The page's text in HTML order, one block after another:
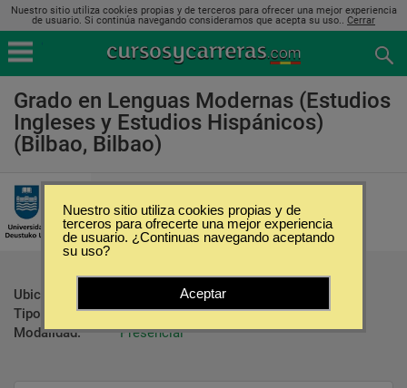
Nuestro sitio utiliza cookies propias y de terceros para ofrecer una mejor experiencia
de usuario. Si continúa navegando consideramos que acepta su uso.. Cerrar
Grado en Lenguas Modernas (Estudios
Ingleses y Estudios Hispánicos)
(Bilbao, Bilbao)
Universidad de Deusto
Ubicación:
Bilbao - Bilbao
Tipo:
Carreras Universitarias
Modalidad:
Presencial
Nuestro sitio utiliza cookies propias y de
terceros para ofrecerte una mejor experiencia
de usuario. ¿Continuas navegando aceptando
su uso?
Aceptar